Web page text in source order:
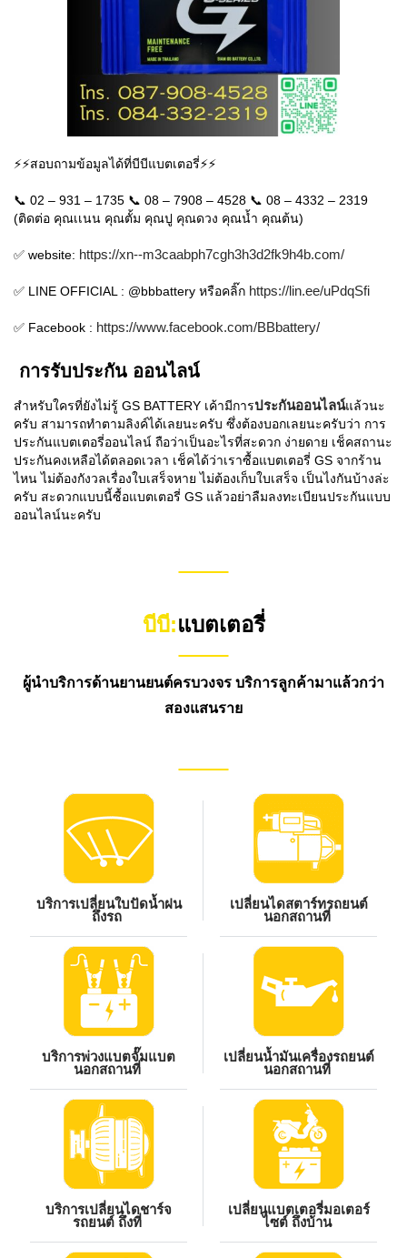
⚡⚡สอบถามข้อมูลได้ที่บีบีแบตเตอรี่⚡⚡
📞 02 – 931 – 1735 📞 08 – 7908 – 4528 📞 08 – 4332 – 2319
(ติดต่อ คุณเเนน คุณตั้ม คุณปู คุณดวง คุณน้ำ คุณต้น)
✅ website: https://xn--m3caabph7cgh3h3d2fk9h4b.com/
✅ LINE OFFICIAL : @bbbattery หรือคลิ๊ก https://lin.ee/uPdqSfi
✅ Facebook : https://www.facebook.com/BBbattery/
การรับประกัน ออนไลน์
สำหรับใครที่ยังไม่รู้ GS BATTERY เค้ามีการประกันออนไลน์แล้วนะ
ครับ สามารถทำตามลิงค์ได้เลยนะครับ ซึ่งต้องบอกเลยนะครับว่า การ
ประกันแบตเตอรี่ออนไลน์ ถือว่าเป็นอะไรที่สะดวก ง่ายดาย เช็คสถานะ
ประกันคงเหลือได้ตลอดเวลา เช็คได้ว่าเราซื้อแบตเตอรี่ GS จากร้าน
ไหน ไม่ต้องกังวลเรื่องใบเสร็จหาย ไม่ต้องเก็บใบเสร็จ เป็นไงกันบ้างล่ะ
ครับ สะดวกแบบนี้ซื้อแบตเตอรี่ GS แล้วอย่าลืมลงทะเบียนประกันแบบ
ออนไลน์นะครับ
บีบี:แบตเตอรี่
ผู้นำบริการด้านยานยนต์ครบวงจร บริการลูกค้ามาแล้วกว่า
สองแสนราย
บริการเปลี่ยนใบปัดน้ำฝน
ถึงรถ
เปลี่ยนไดสตาร์ทรถยนต์
นอกสถานที่
บริการพ่วงแบตจั๊มแบต
นอกสถานที่
เปลี่ยนน้ำมันเครื่องรถยนต์
นอกสถานที่
บริการเปลี่ยนไดชาร์จ
รถยนต์ ถึงที่
เปลี่ยนแบตเตอรี่มอเตอร์
ไซต์ ถึงบ้าน